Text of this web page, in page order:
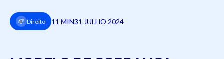
Direito 11 MIN31 JULHO 2024